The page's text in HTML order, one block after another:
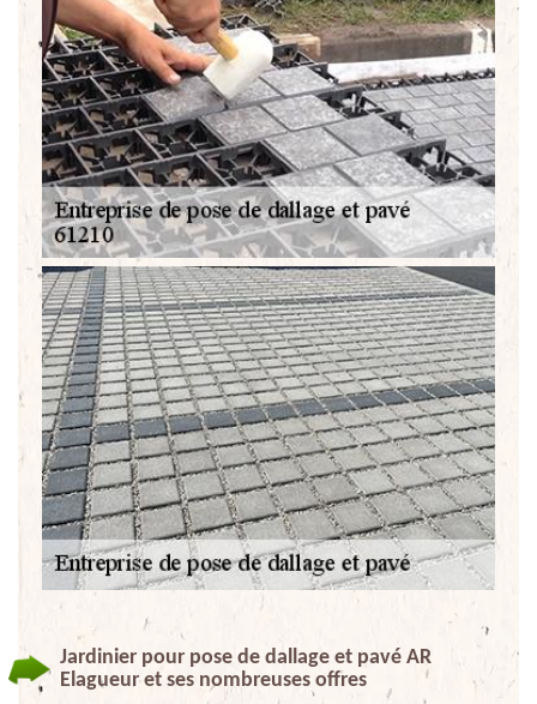
Jardinier pour pose de dallage et pavé AR
Elagueur et ses nombreuses offres